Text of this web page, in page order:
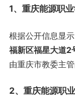
1、 重庆能源职
根据公开信息显
福新区福星大道
由重庆市教委主
2、重庆能源职